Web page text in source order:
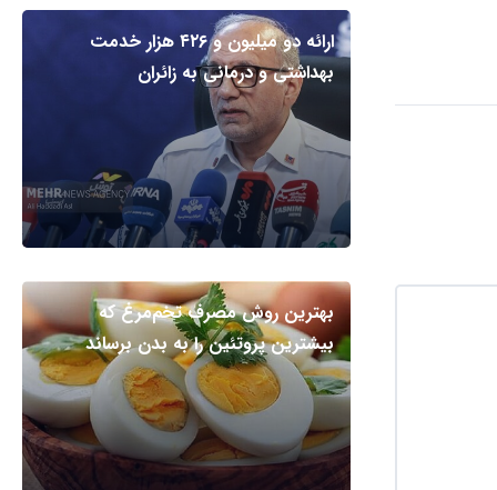
ارائه دو میلیون و ۴۲۶ هزار خدمت
بهداشتی و درمانی به زائران
بهترین روش مصرف تخم‌مرغ که
بیشترین پروتئین را به بدن برساند